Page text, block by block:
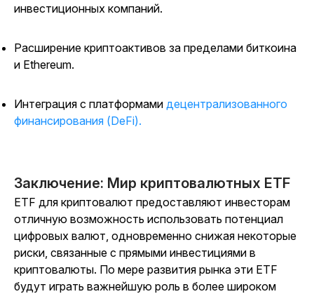
инвестиционных компаний.
Расширение криптоактивов за пределами биткоина
и Ethereum.
Интеграция с платформами децентрализованного
финансирования (DeFi).
Заключение: Мир криптовалютных ETF
ETF для криптовалют предоставляют инвесторам
отличную возможность использовать потенциал
цифровых валют, одновременно снижая некоторые
риски, связанные с прямыми инвестициями в
криптовалюты. По мере развития рынка эти ETF
будут играть важнейшую роль в более широком